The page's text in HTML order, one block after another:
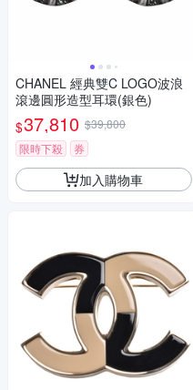
CHANEL 經典雙C LOGO波浪
滾邊圓形造型耳環(銀色)
$37,810 $39,800
限時下殺
券
加入購物車